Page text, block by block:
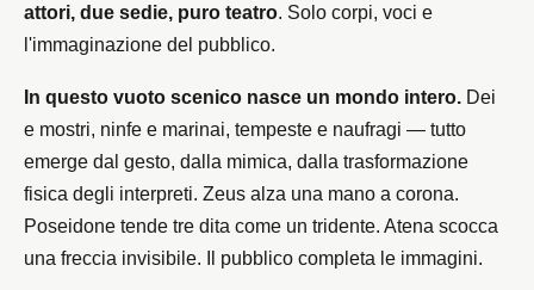
attori, due sedie, puro teatro. Solo corpi, voci e
l'immaginazione del pubblico.
In questo vuoto scenico nasce un mondo intero. Dei
e mostri, ninfe e marinai, tempeste e naufragi — tutto
emerge dal gesto, dalla mimica, dalla trasformazione
fisica degli interpreti. Zeus alza una mano a corona.
Poseidone tende tre dita come un tridente. Atena scocca
una freccia invisibile. Il pubblico completa le immagini.